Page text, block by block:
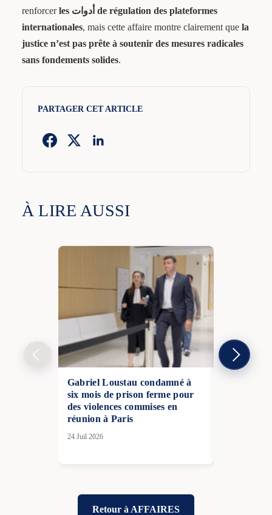
renforcerles أدوات de régulation des plateformes
internationales, mais cette affaire montre clairement que la
justice n’est pas prête à soutenir des mesures radicales
sans fondements solides.
PARTAGER CET ARTICLE
À LIRE AUSSI
Gabriel Loustau condamné à
six mois de prison ferme pour
des violences commises en
réunion à Paris
24 Juil 2026
Retour à AFFAIRES